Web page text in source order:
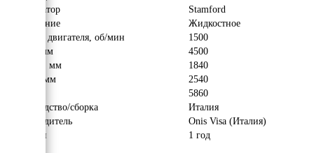
Альтернатор
Stamford
Охлаждение
Жидкостное
Обороты двигателя, об/мин
1500
Длина, мм
4500
Ширина, мм
1840
Высота, мм
2540
5860
Производство/сборка
Италия
Производитель
Onis Visa (Италия)
Гарантия
1 год